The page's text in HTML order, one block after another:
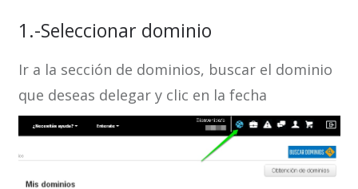
1.-Seleccionar dominio
Ir a la sección de dominios, buscar el dominio
que deseas delegar y clic en la fecha